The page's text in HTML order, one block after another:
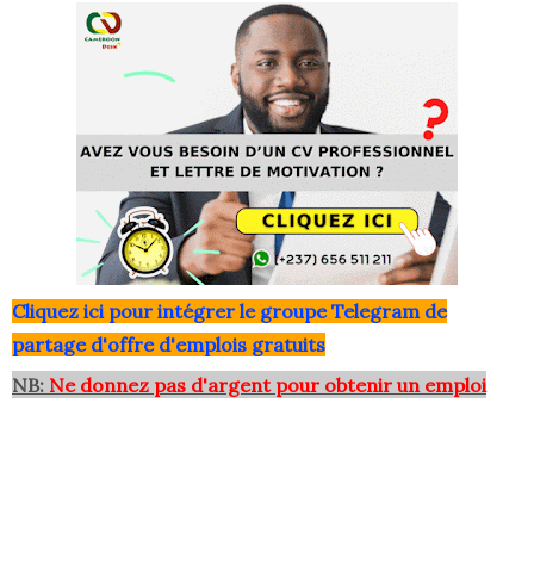
Cliquez ici pour intégrer le groupe Telegram de
partage d'offre d'emplois gratuits
NB: Ne donnez pas d'argent pour obtenir un emploi